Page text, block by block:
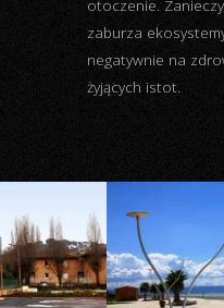
Zanieczyszczenie
wpływ sztucznego
otoczenie.
zaburza
żyjących istot.